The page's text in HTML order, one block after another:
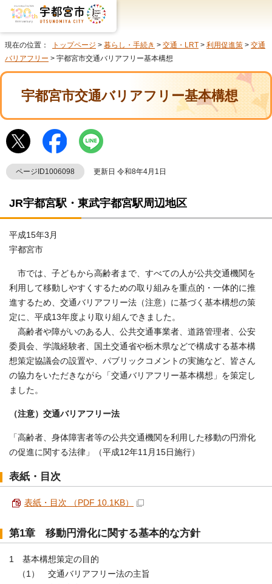
現在の位置： トップページ > 暮らし・手続き > 交通・LRT > 利用促進策 > 交通
バリアフリー > 宇都宮市交通バリアフリー基本構想
宇都宮市交通バリアフリー基本構想
ページID1006098 更新日 令和8年4月1日
JR宇都宮駅・東武宇都宮駅周辺地区
平成15年3月
宇都宮市
市では、子どもから高齢者まで、すべての人が公共交通機関を
利用して移動しやすくするための取り組みを重点的・一体的に推
進するため、交通バリアフリー法（注意）に基づく基本構想の策
定に、平成13年度より取り組んできました。
高齢者や障がいのある人、公共交通事業者、道路管理者、公安
委員会、学識経験者、国土交通省や栃木県などで構成する基本構
想策定協議会の設置や、パブリックコメントの実施など、皆さん
の協力をいただきながら「交通バリアフリー基本構想」を策定し
ました。
（注意）交通バリアフリー法
「高齢者、身体障害者等の公共交通機関を利用した移動の円滑化
の促進に関する法律」（平成12年11月15日施行）
表紙・目次
表紙・目次 （PDF 10.1KB）
第1章 移動円滑化に関する基本的な方針
1 基本構想策定の目的
（1） 交通バリアフリー法の主旨